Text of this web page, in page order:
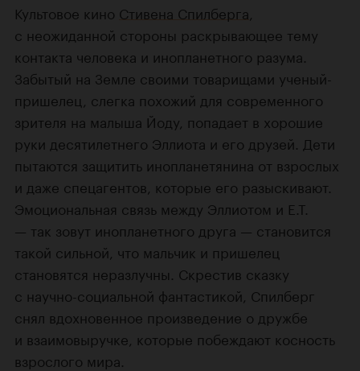
Культовое кино Стивена Спилберга
с неожиданной стороны раскрывающее тему
контакта человека и инопланетного разума.
Забытый на Земле своими товарищами ученый-
пришелец, слегка похожий для современного
зрителя на малыша Йоду, попадает в хорошие
руки десятилетнего Эллиота и его друзей. Дети
пытаются защитить инопланетянина от взрослых
и даже спецагентов, которые его разыскивают.
Эмоциональная связь между Эллиотом и E.T.
— так зовут инопланетного друга — становится
такой сильной, что мальчик и пришелец
становятся неразлучны. Скрестив сказку
с научно-социальной фантастикой, Спилберг
снял вдохновенное произведение о дружбе
и взаимовыручке, которые побеждают косность
взрослого мира.